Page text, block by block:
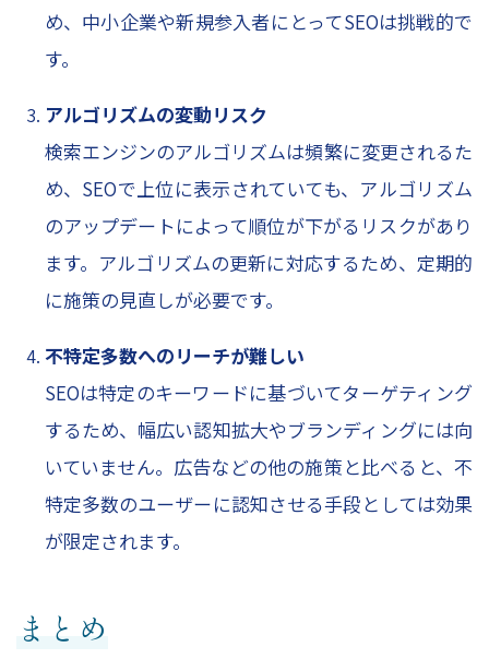
め、中小企業や新規参入者にとってSEOは挑戦的で
す。
アルゴリズムの変動リスク
検索エンジンのアルゴリズムは頻繁に変更されるた
め、SEOで上位に表示されていても、アルゴリズム
のアップデートによって順位が下がるリスクがあり
ます。アルゴリズムの更新に対応するため、定期的
に施策の見直しが必要です。
不特定多数へのリーチが難しい
SEOは特定のキーワードに基づいてターゲティング
するため、幅広い認知拡大やブランディングには向
いていません。広告などの他の施策と比べると、不
特定多数のユーザーに認知させる手段としては効果
が限定されます。
まとめ